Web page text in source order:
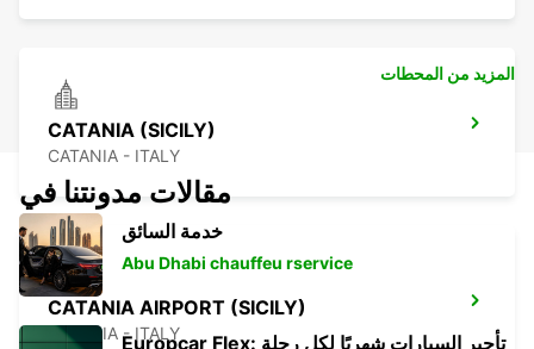
CATANIA (SICILY)
CATANIA - ITALY
CATANIA AIRPORT (SICILY)
CATANIA - ITALY
المزيد من المحطات
مقالات مدونتنا في
خدمة السائق
Abu Dhabi chauffeu rservice
Europcar Flex: تأجير السيارات شهريًا لكل رحلة